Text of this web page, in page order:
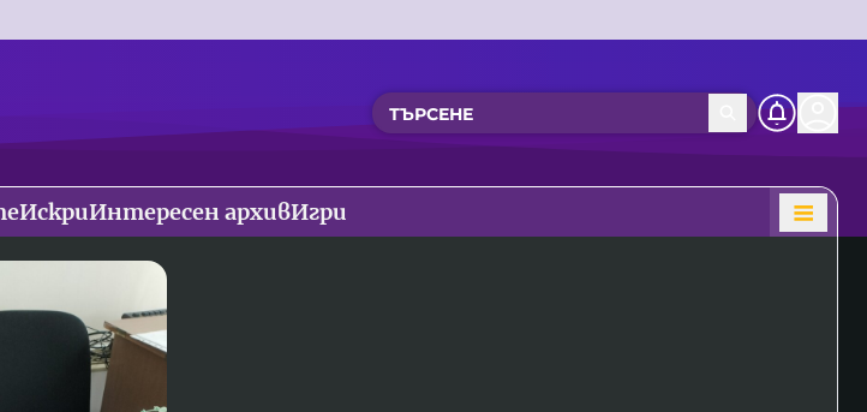
ИскриИнтересен архивИгри